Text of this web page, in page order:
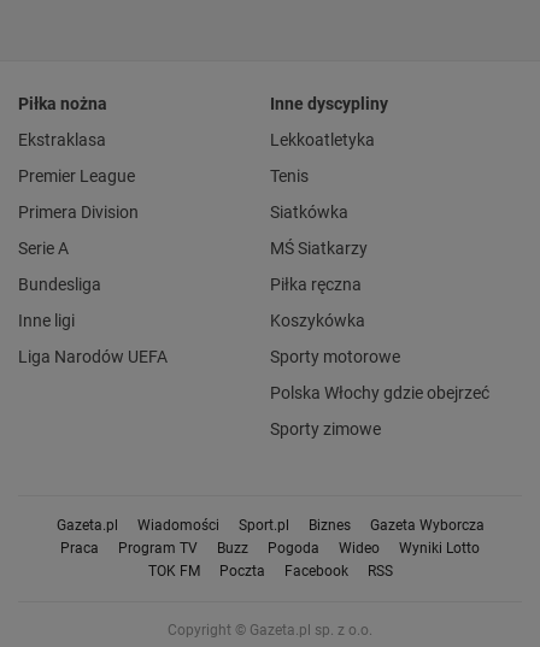
Piłka nożna
Ekstraklasa
Premier League
Primera Division
Serie A
Bundesliga
Inne ligi
Liga Narodów UEFA
Inne dyscypliny
Lekkoatletyka
Tenis
Siatkówka
MŚ Siatkarzy
Piłka ręczna
Koszykówka
Sporty motorowe
Polska Włochy gdzie obejrzeć
Sporty zimowe
Gazeta.pl Wiadomości Sport.pl Biznes
Gazeta Wyborcza
Praca
Program TV Buzz Pogoda Wideo
Wyniki Lotto
TOK FM
Poczta Facebook RSS
Copyright © Gazeta.pl sp. z o.o.